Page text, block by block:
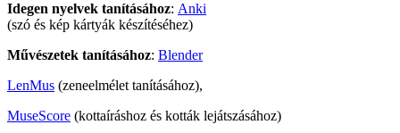
Idegen nyelvek tanításához: Anki
(szó és kép kártyák készítéséhez)
Művészetek tanításához: Blender
LenMus (zeneelmélet tanításához),
MuseScore (kottaíráshoz és kották lejátszásához)